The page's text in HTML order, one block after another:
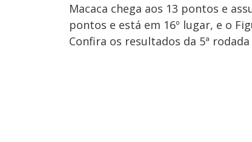
Macaca chega aos 13 pontos e
pontos e está em 16º lugar, e o
Confira os resultados da 5ª rodada